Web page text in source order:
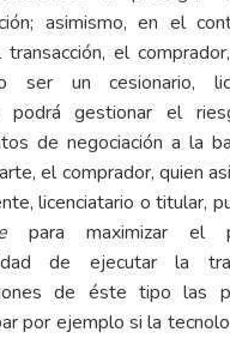
asimismo, en el
transacción, el
ser un cesionario,
podrá gestionar el
de negociación a la
el comprador, quien
licenciatario o titular,
para maximizar el
de ejecutar la
de éste tipo las
por ejemplo si la